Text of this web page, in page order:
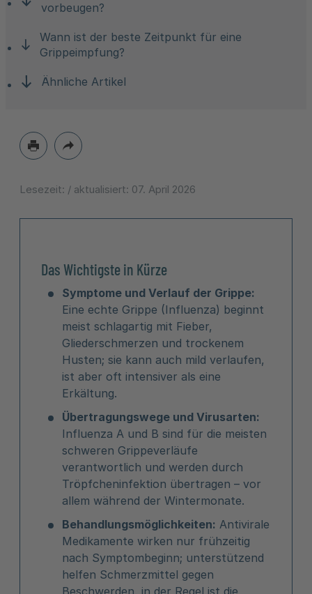
vorbeugen?
Wann ist der beste Zeitpunkt für eine
Grippeimpfung?
Ähnliche Artikel
Lesezeit: / aktualisiert: 07. April 2026
Das Wichtigste in Kürze
Symptome und Verlauf der Grippe:
Eine echte Grippe (Influenza) beginnt
meist schlagartig mit Fieber,
Gliederschmerzen und trockenem
Husten; sie kann auch mild verlaufen,
ist aber oft intensiver als eine
Erkältung.
Übertragungswege und Virusarten:
Influenza A und B sind für die meisten
schweren Grippeverläufe
verantwortlich und werden durch
Tröpfcheninfektion übertragen – vor
allem während der Wintermonate.
Behandlungsmöglichkeiten: Antivirale
Medikamente wirken nur frühzeitig
nach Symptombeginn; unterstützend
helfen Schmerzmittel gegen
Beschwerden, in der Regel ist die